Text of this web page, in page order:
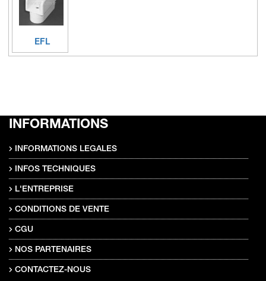
EFL
INFORMATIONS
INFORMATIONS LEGALES
INFOS TECHNIQUES
L'ENTREPRISE
CONDITIONS DE VENTE
CGU
NOS PARTENAIRES
CONTACTEZ-NOUS